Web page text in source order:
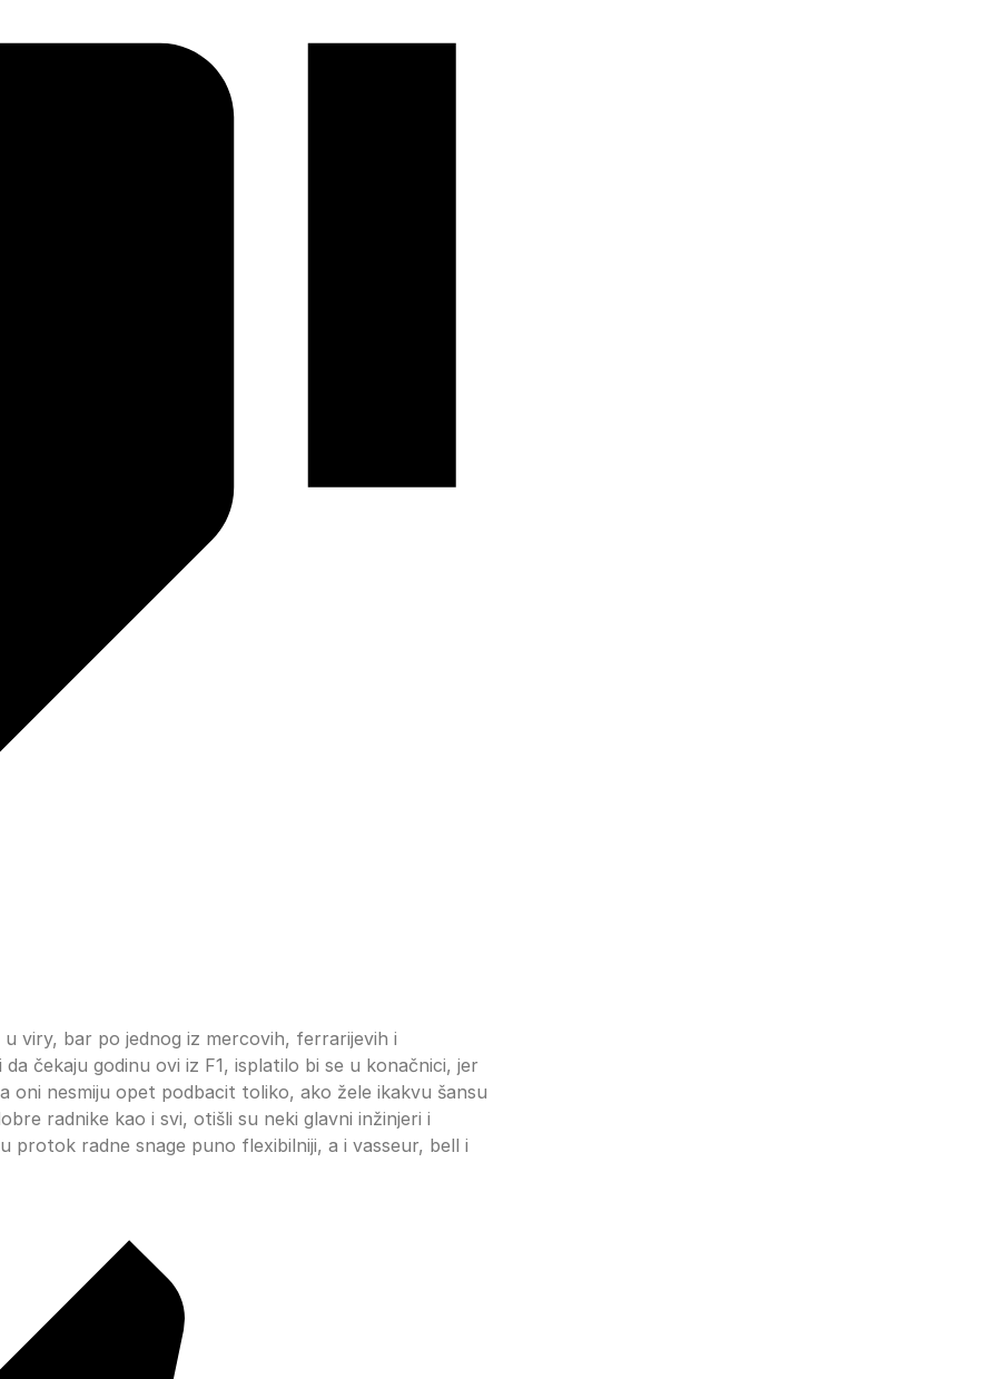
viry, bar po jednog iz mercovih, ferrarijevih i
čekaju godinu ovi iz F1, isplatilo bi se u konačnici, jer
oni nesmiju opet podbacit toliko, ako žele ikakvu šansu
radnike kao i svi, otišli su neki glavni inžinjeri i
protok radne snage puno flexibilniji, a i vasseur, bell i